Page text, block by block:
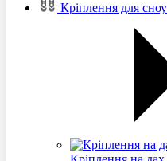
Кріплення для